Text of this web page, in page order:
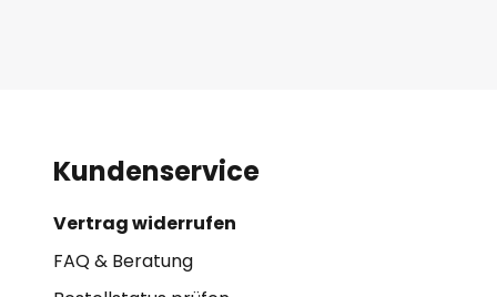
Kundenservice
Vertrag widerrufen
FAQ & Beratung